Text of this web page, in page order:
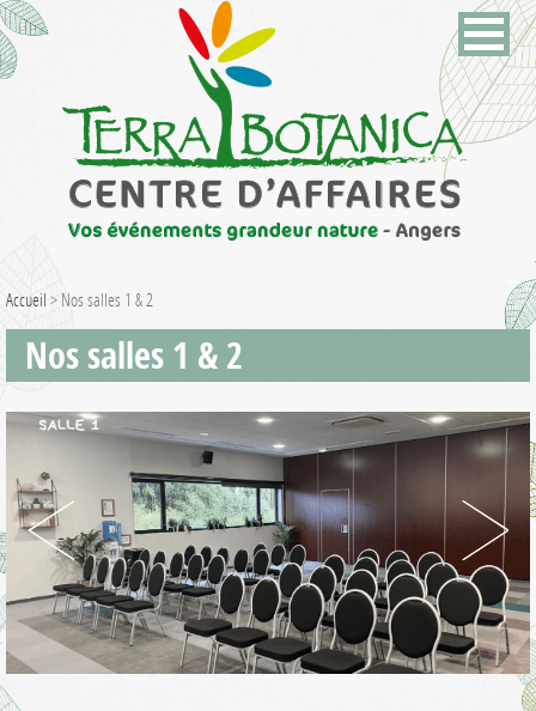
Accueil > Nos salles 1 & 2
Nos salles 1 & 2